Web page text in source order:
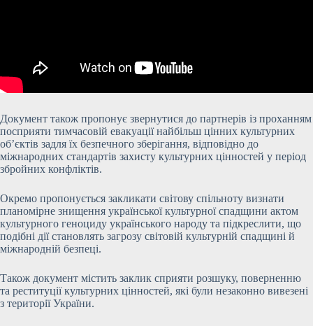
Документ також пропонує звернутися до партнерів із проханням
посприяти тимчасовій евакуації найбільш цінних культурних
об’єктів задля їх безпечного зберігання, відповідно до
міжнародних стандартів захисту культурних цінностей у період
збройних конфліктів.
Окремо пропонується закликати світову спільноту визнати
планомірне знищення української культурної спадщини актом
культурного геноциду українського народу та підкреслити, що
подібні дії становлять загрозу світовій культурній спадщині й
міжнародній безпеці.
Також документ містить заклик сприяти розшуку, поверненню
та реституції культурних цінностей, які були незаконно вивезені
з території України.